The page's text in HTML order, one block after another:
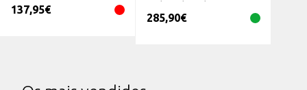
W
137,95€
285,90€